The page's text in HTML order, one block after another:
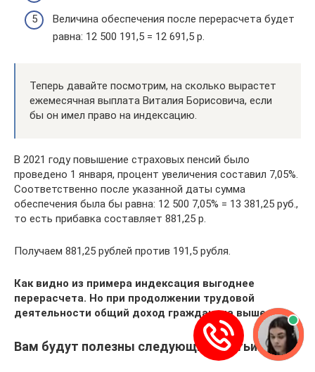
Величина обеспечения после перерасчета будет
равна: 12 500 191,5 = 12 691,5 р.
Теперь давайте посмотрим, на сколько вырастет
ежемесячная выплата Виталия Борисовича, если
бы он имел право на индексацию.
В 2021 году повышение страховых пенсий было
проведено 1 января, процент увеличения составил 7,05%.
Соответственно после указанной даты сумма
обеспечения была бы равна: 12 500 7,05% = 13 381,25 руб.,
то есть прибавка составляет 881,25 р.
Получаем 881,25 рублей против 191,5 рубля.
Как видно из примера индексация выгоднее
перерасчета. Но при продолжении трудовой
деятельности общий доход гражданина выше.
Вам будут полезны следующие статьи: